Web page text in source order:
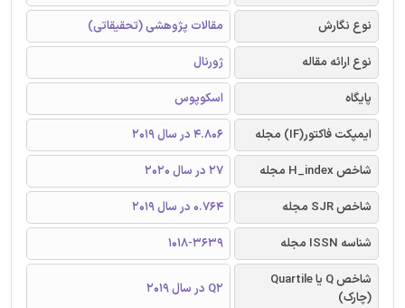
نوع نگارش
مقالات پژوهشی (تحقیقاتی)
نوع ارائه مقاله
ژورنال
پایگاه
اسکوپوس
ایمپکت فاکتور(IF) مجله
4.806 در سال 2019
شاخص H_index مجله
27 در سال 2020
شاخص SJR مجله
0.764 در سال 2019
شناسه ISSN مجله
1018-3639
شاخص Q یا Quartile
(چارک)
Q2 در سال 2019